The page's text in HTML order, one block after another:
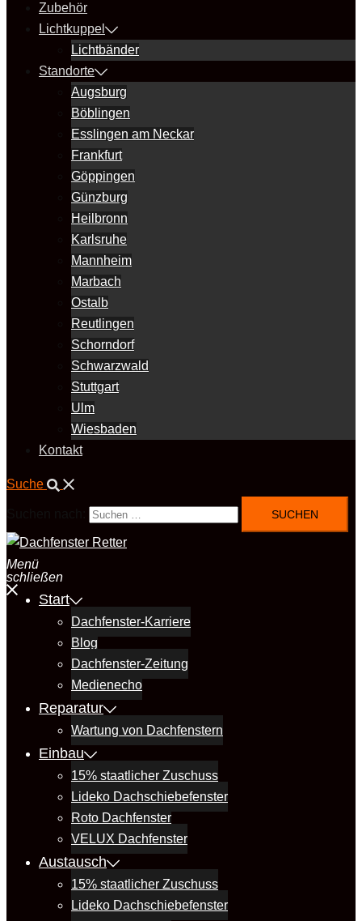
Zubehör
Lichtkuppel
Lichtbänder
Standorte
Augsburg
Böblingen
Esslingen am Neckar
Frankfurt
Göppingen
Günzburg
Heilbronn
Karlsruhe
Mannheim
Marbach
Ostalb
Reutlingen
Schorndorf
Schwarzwald
Stuttgart
Ulm
Wiesbaden
Kontakt
Suche
Menü
schließen
Start
Dachfenster-Karriere
Blog
Dachfenster-Zeitung
Medienecho
Reparatur
Wartung von Dachfenstern
Einbau
15% staatlicher Zuschuss
Lideko Dachschiebefenster
Roto Dachfenster
VELUX Dachfenster
Austausch
15% staatlicher Zuschuss
Lideko Dachschiebefenster